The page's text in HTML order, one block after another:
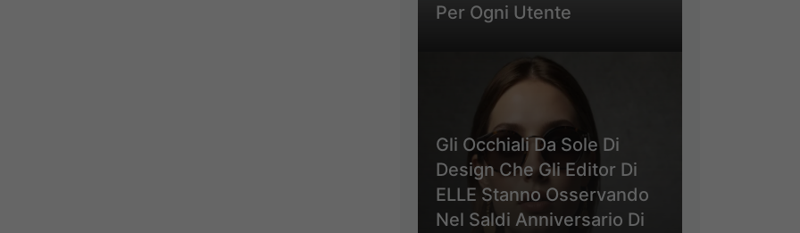
Per Ogni Utente
Gli Occhiali Da Sole Di
Design Che Gli Editor Di
ELLE Stanno Osservando
Nel Saldi Anniversario Di